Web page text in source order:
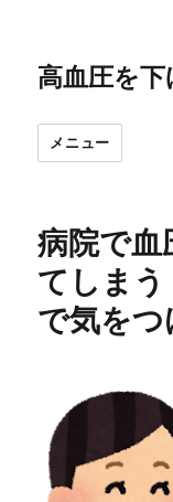
高血圧を
メニュー
病院で血
てしま
で気をつ